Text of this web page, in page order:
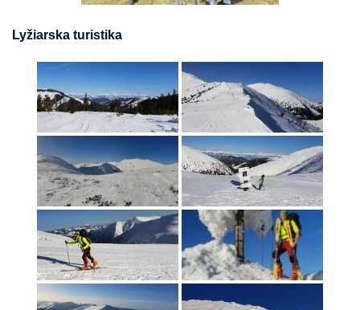
Lyžiarska turistika